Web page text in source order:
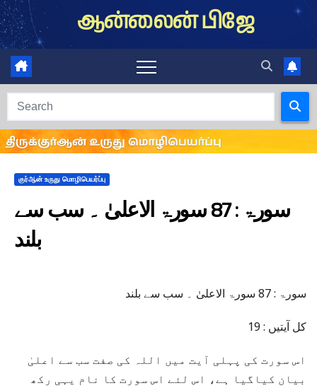
Skip
to
content
ஆன்லைன் பிஜே
குர்ஆன் உருது மொழிபெயர்ப்பு
سورۃ : 87 سورۃ الاعلیٰ ۔ سب سے
بلند
سورۃ : 87 سورۃ الاعلیٰ ۔ سب سے بلند
کل آیتیں : 19
اس سورت کی پہلی آیت میں اللہ کی صفت سب سے اعلیٰ
بیان کیاگیا ہے، اس لئے اس سورت کا نام یہی رکھ